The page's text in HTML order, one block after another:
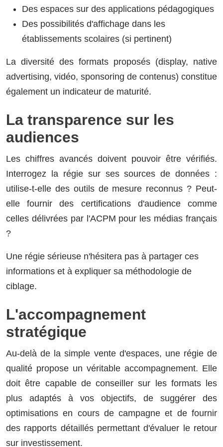
Des espaces sur des applications pédagogiques
Des possibilités d'affichage dans les
établissements scolaires (si pertinent)
La diversité des formats proposés (display, native
advertising, vidéo, sponsoring de contenus) constitue
également un indicateur de maturité.
La transparence sur les
audiences
Les chiffres avancés doivent pouvoir être vérifiés.
Interrogez la régie sur ses sources de données :
utilise-t-elle des outils de mesure reconnus ? Peut-
elle fournir des certifications d'audience comme
celles délivrées par l'ACPM pour les médias français
?
Une régie sérieuse n'hésitera pas à partager ces
informations et à expliquer sa méthodologie de
ciblage.
L'accompagnement
stratégique
Au-delà de la simple vente d'espaces, une régie de
qualité propose un véritable accompagnement. Elle
doit être capable de conseiller sur les formats les
plus adaptés à vos objectifs, de suggérer des
optimisations en cours de campagne et de fournir
des rapports détaillés permettant d'évaluer le retour
sur investissement.